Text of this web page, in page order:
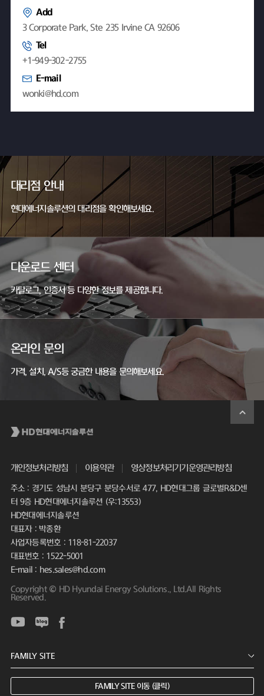
Add
3 Corporate Park, Ste 235 Irvine CA 92606
Tel
+1-949-302-2755
E-mail
wonki@hd.com
대리점 안내
현대에너지솔루션의 대리점을 확인해보세요.
다운로드 센터
카탈로그, 인증서 등 다양한 정보를 제공합니다.
온라인 문의
가격, 설치, A/S등 궁금한 내용을 문의해보세요.
개인정보처리방침 이용약관 영상정보처리기기운영관리방침
주소 : 경기도 성남시 분당구 분당수서로 477, HD현대그룹 글로벌R&D센
터 9층 HD현대에너지솔루션 (우:13553)
HD현대에너지솔루션
대표자 : 박종환
사업자등록번호 : 118-81-22037
대표번호 : 1522-5001
E-mail : hes.sales@hd.com
Copyright © HD Hyundai Energy Solutions., Ltd.All Rights
Reserved.
FAMILY SITE 이동 (클릭)